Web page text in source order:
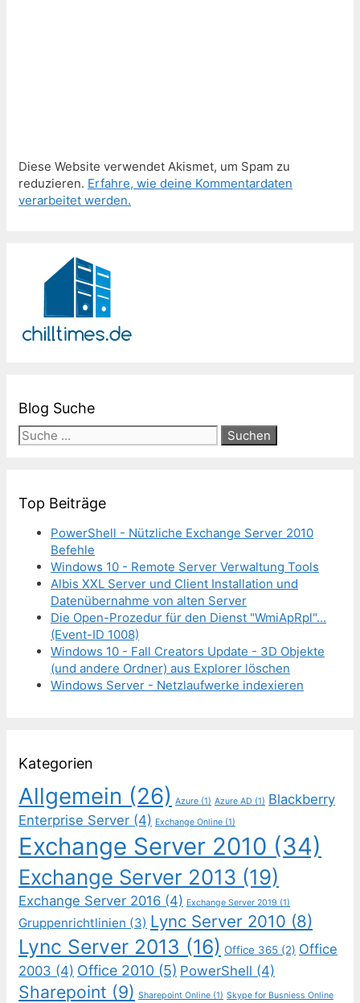
Diese Website verwendet Akismet, um Spam zu
reduzieren. Erfahre, wie deine Kommentardaten
verarbeitet werden.
Blog Suche
Suche
nach:
Top Beiträge
PowerShell - Nützliche Exchange Server 2010
Befehle
Windows 10 - Remote Server Verwaltung Tools
Albis XXL Server und Client Installation und
Datenübernahme von alten Server
Die Open-Prozedur für den Dienst "WmiApRpl"...
(Event-ID 1008)
Windows 10 - Fall Creators Update - 3D Objekte
(und andere Ordner) aus Explorer löschen
Windows Server - Netzlaufwerke indexieren
Kategorien
Allgemein (26) Azure (1) Azure AD (1) Blackberry
Enterprise Server (4) Exchange Online (1)
Exchange Server 2010 (34)
Exchange Server 2013 (19)
Exchange Server 2016 (4) Exchange Server 2019 (1)
Gruppenrichtlinien (3) Lync Server 2010 (8)
Lync Server 2013 (16) Office 365 (2) Office
2003 (4) Office 2010 (5) PowerShell (4)
Sharepoint (9) Sharepoint Online (1) Skype for Busniess Online